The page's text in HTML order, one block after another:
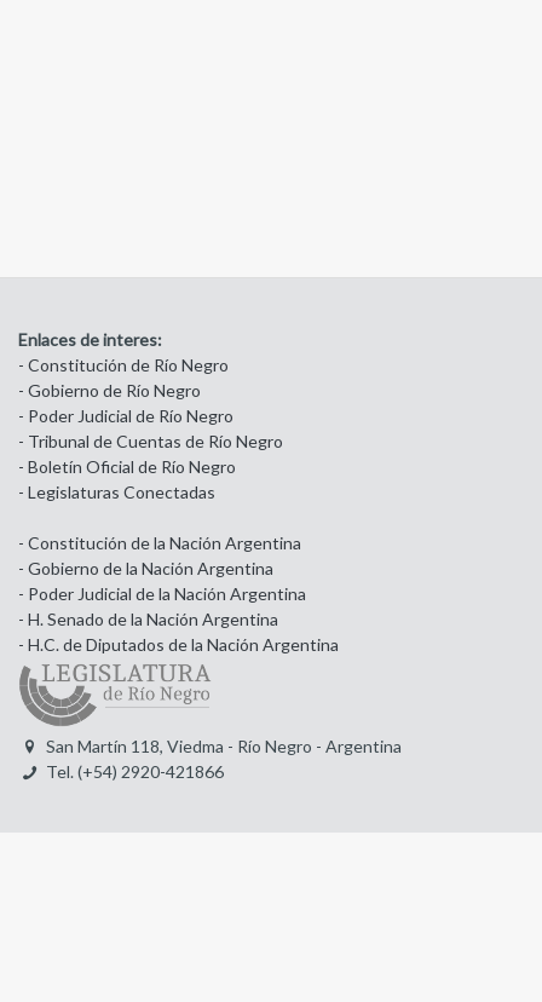
Enlaces de interes:
- Constitución de Río Negro
- Gobierno de Río Negro
- Poder Judicial de Río Negro
- Tribunal de Cuentas de Río Negro
- Boletín Oficial de Río Negro
- Legislaturas Conectadas
- Constitución de la Nación Argentina
- Gobierno de la Nación Argentina
- Poder Judicial de la Nación Argentina
- H. Senado de la Nación Argentina
- H.C. de Diputados de la Nación Argentina
San Martín 118, Viedma - Río Negro - Argentina
Tel. (+54) 2920-421866